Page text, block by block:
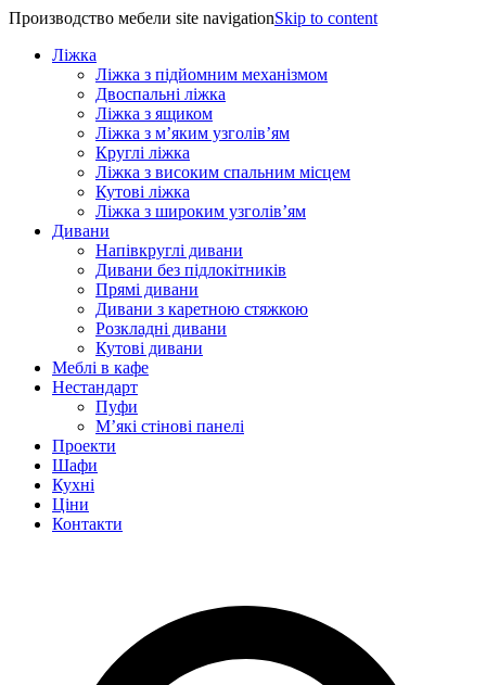
Производство мебели site navigationSkip to content
Ліжка
Ліжка з підйомним механізмом
Двоспальні ліжка
Ліжка з ящиком
Ліжка з м’яким узголів’ям
Круглі ліжка
Ліжка з високим спальним місцем
Кутові ліжка
Ліжка з широким узголів’ям
Дивани
Напівкруглі дивани
Дивани без підлокітників
Прямі дивани
Дивани з каретною стяжкою
Розкладні дивани
Кутові дивани
Меблі в кафе
Нестандарт
Пуфи
М’які стінові панелі
Проекти
Шафи
Кухні
Ціни
Контакти